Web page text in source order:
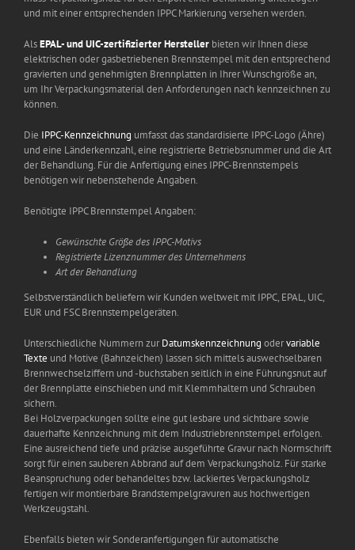
und mit einer entsprechenden IPPC Markierung versehen werden.
AlsEPAL- und UIC-zertifizierter Hersteller bieten wir Ihnen diese
elektrischen oder gasbetriebenen Brennstempel mit den entsprechend
gravierten und genehmigten Brennplatten in Ihrer Wunschgröße an,
um Ihr Verpackungsmaterial den Anforderungen nach kennzeichnen zu
können.
Die IPPC-Kennzeichnung umfasst das standardisierte IPPC-Logo (Ähre)
und eine Länderkennzahl, eine registrierte Betriebsnummer und die Art
der Behandlung. Für die Anfertigung eines IPPC-Brennstempels
benötigen wir nebenstehende Angaben.
Benötigte IPPC Brennstempel Angaben:
Gewünschte Größe des IPPC-Motivs
Registrierte Lizenznummer des Unternehmens
Art der Behandlung
Selbstverständlich beliefern wir Kunden weltweit mit IPPC, EPAL, UIC,
EUR und FSC Brennstempelgeräten.
Unterschiedliche Nummern zur Datumskennzeichnung odervariable
Texte und Motive (Bahnzeichen) lassen sich mittels auswechselbaren
Brennwechselziffern und -buchstaben seitlich in eine Führungsnut auf
der Brennplatte einschieben und mit Klemmhaltern und Schrauben
sichern.
Bei Holzverpackungen sollte eine gut lesbare und sichtbare sowie
dauerhafte Kennzeichnung mit dem Industriebrennstempel erfolgen.
Eine ausreichend tiefe und präzise ausgeführte Gravur nach Normschrift
sorgt für einen sauberen Abbrand auf dem Verpackungsholz. Für starke
Beanspruchung oder behandeltes bzw. lackiertes Verpackungsholz
fertigen wir montierbare Brandstempelgravuren aus hochwertigen
Werkzeugstahl.
Ebenfalls bieten wir Sonderanfertigungen für automatische